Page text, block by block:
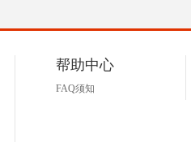
帮助中心
FAQ须知